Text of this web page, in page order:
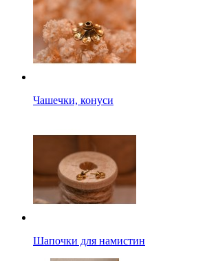
Чашечки, конуси
Шапочки для намистин